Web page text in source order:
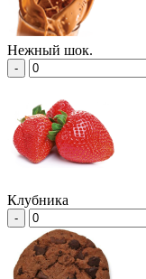
Нежный шок.
-
Клубника
-